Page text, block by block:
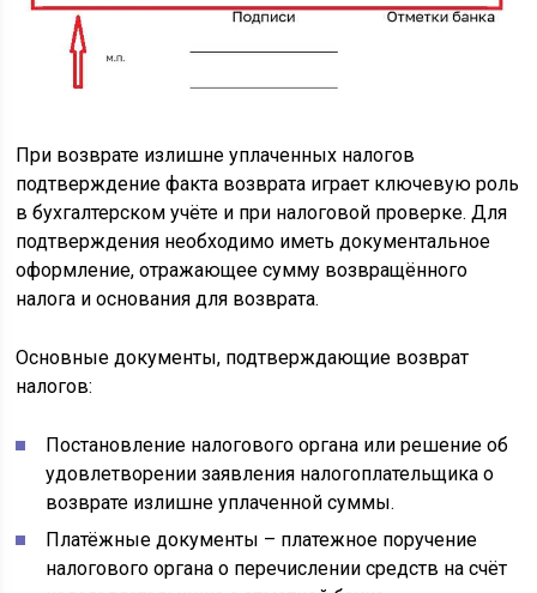
При возврате излишне уплаченных налогов
подтверждение факта возврата играет ключевую роль
в бухгалтерском учёте и при налоговой проверке. Для
подтверждения необходимо иметь документальное
оформление, отражающее сумму возвращённого
налога и основания для возврата.
Основные документы, подтверждающие возврат
налогов:
Постановление налогового органа или решение об
удовлетворении заявления налогоплательщика о
возврате излишне уплаченной суммы.
Платёжные документы – платежное поручение
налогового органа о перечислении средств на счёт